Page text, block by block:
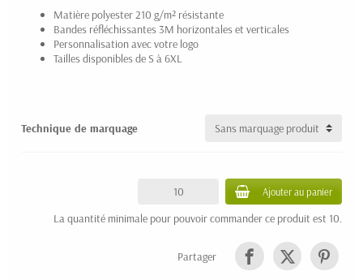
Matière polyester 210 g/m² résistante
Bandes réfléchissantes 3M horizontales et verticales
Personnalisation avec votre logo
Tailles disponibles de S à 6XL
Technique de marquage
Ajouter au panier
La quantité minimale pour pouvoir commander ce produit est 10.
Partager